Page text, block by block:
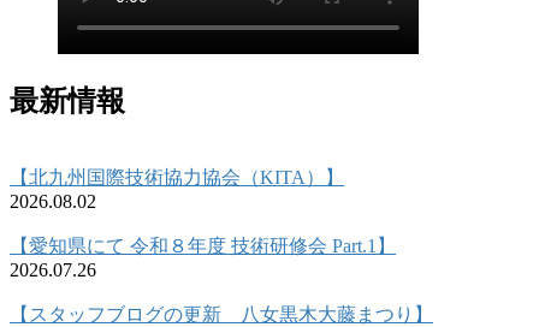
最新情報
【北九州国際技術協力協会（KITA）】
2026.08.02
【愛知県にて 令和８年度 技術研修会 Part.1】
2026.07.26
【スタッフブログの更新 八女黒木大藤まつり】